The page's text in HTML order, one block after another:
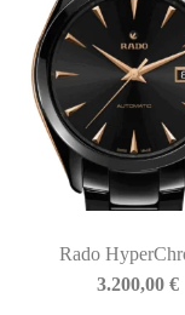
Rado
3.200,00 €